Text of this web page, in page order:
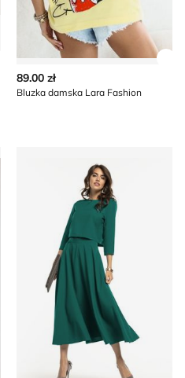
89.00 zł
Bluzka damska Lara Fashion
YOU